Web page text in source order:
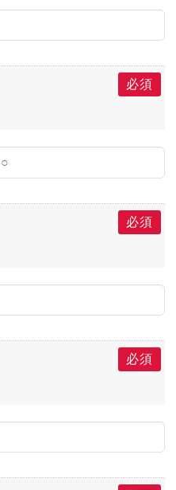
必須
必須
必須